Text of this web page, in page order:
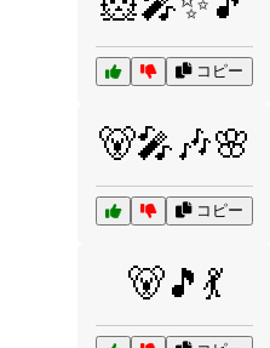
コピー
🐻🎤🎶🌸
コピー
🐻🎵💃